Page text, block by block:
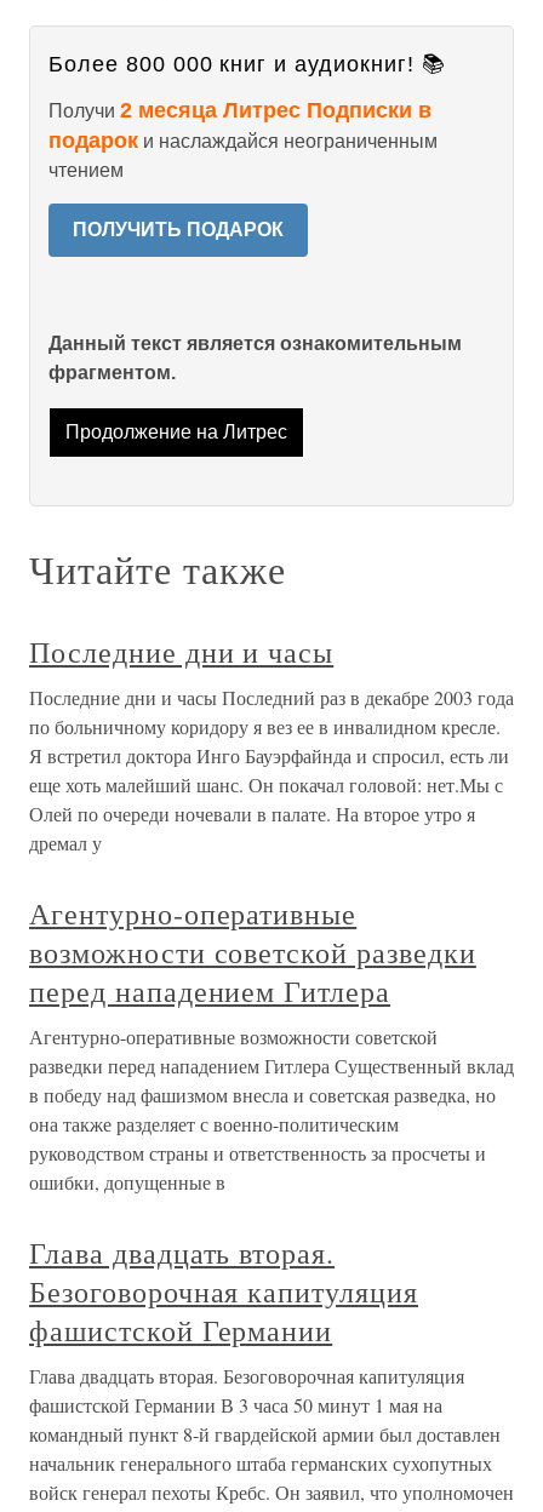
Более 800 000 книг и аудиокниг! 📚
Получи 2 месяца Литрес Подписки в
подарок и наслаждайся неограниченным
чтением
ПОЛУЧИТЬ ПОДАРОК
Данный текст является ознакомительным
фрагментом.
Продолжение на Литрес
Читайте также
Последние дни и часы
Последние дни и часы Последний раз в декабре 2003 года
по больничному коридору я вез ее в инвалидном кресле.
Я встретил доктора Инго Бауэрфайнда и спросил, есть ли
еще хоть малейший шанс. Он покачал головой: нет.Мы с
Олей по очереди ночевали в палате. На второе утро я
дремал у
Агентурно-оперативные
возможности советской разведки
перед нападением Гитлера
Агентурно-оперативные возможности советской
разведки перед нападением Гитлера Существенный вклад
в победу над фашизмом внесла и советская разведка, но
она также разделяет с военно-политическим
руководством страны и ответственность за просчеты и
ошибки, допущенные в
Глава двадцать вторая.
Безоговорочная капитуляция
фашистской Германии
Глава двадцать вторая. Безоговорочная капитуляция
фашистской Германии В 3 часа 50 минут 1 мая на
командный пункт 8-й гвардейской армии был доставлен
начальник генерального штаба германских сухопутных
войск генерал пехоты Кребс. Он заявил, что уполномочен